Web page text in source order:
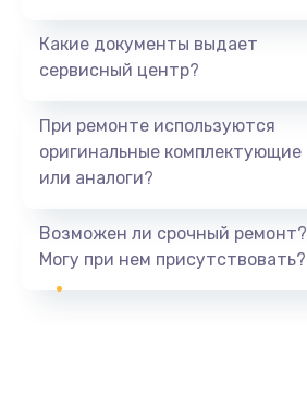
Какие документы выдает
сервисный центр?
При ремонте используются
оригинальные комплектующие
или аналоги?
Возможен ли срочный ремонт?
Могу при нем присутствовать?